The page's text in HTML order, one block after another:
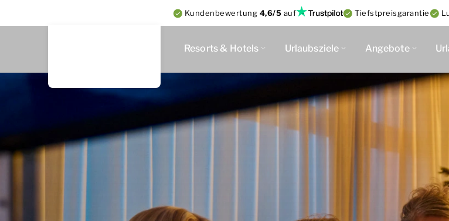
Kundenbewertung 4,6/5 auf Tiefstpreisgarantie
Resorts & Hotels Urlaubsziele Angebote